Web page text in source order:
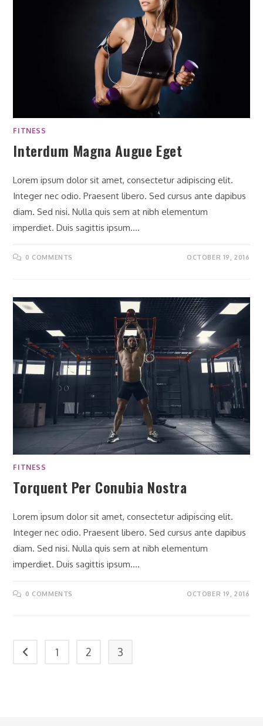
FITNESS
Interdum Magna Augue Eget
Lorem ipsum dolor sit amet, consectetur adipiscing elit.
Integer nec odio. Praesent libero. Sed cursus ante dapibus
diam. Sed nisi. Nulla quis sem at nibh elementum
imperdiet. Duis sagittis ipsum.…
0 COMMENTS OCTOBER 19, 2016
FITNESS
Torquent Per Conubia Nostra
Lorem ipsum dolor sit amet, consectetur adipiscing elit.
Integer nec odio. Praesent libero. Sed cursus ante dapibus
diam. Sed nisi. Nulla quis sem at nibh elementum
imperdiet. Duis sagittis ipsum.…
0 COMMENTS OCTOBER 19, 2016
Go to the previous page
1 2 3